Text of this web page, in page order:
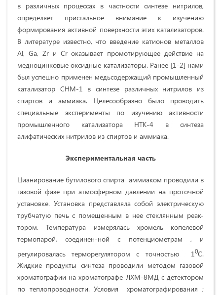
в различных процессах в частности синтезе нитрилов,
определяет пристальное внимание к изучению
формирования активной поверхности этих катализаторов.
В литературе известно, что введение катионов металлов
Al, Ga, Zr и Cr оказывает промотирующее действие на
медноцинковые оксидные катализаторы. Ранее [1-2] нами
был успешно применен медьсодержащий промышленный
катализатор СНМ-1 в синтезе различных нитрилов из
спиртов и аммиака. Целесообразно было проводить
специальные эксперименты по изучению активности
промышленного катализатора НТК-4 в синтеза
алифатических нитрилов из спиртов и аммиака.
Экспериментальная часть
Цианирование бутилового спирта аммиаком проводили в
газовой фазе при атмосферном давлении на проточной
установке. Установка представляла собой электрическую
трубчатую печь с помещенным в нее стеклянным реак-
тором. Температура измерялась хромель копелевой
термопарой, соединен-ной с потенциометрам , и
регулировалась терморегулятором с точностью 10С.
Жидкие продукты синтеза проводили методом газовой
хроматографии на хроматографе ЛХМ-8МД с детектором
по теплопроводности. Условия хроматографирования ;